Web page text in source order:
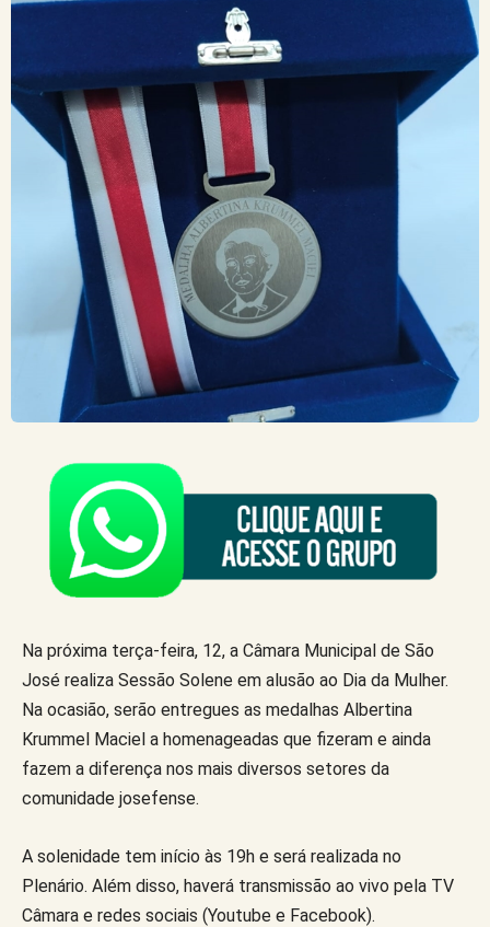
Na próxima terça-feira, 12, a Câmara Municipal de São
José realiza Sessão Solene em alusão ao Dia da Mulher.
Na ocasião, serão entregues as medalhas Albertina
Krummel Maciel a homenageadas que fizeram e ainda
fazem a diferença nos mais diversos setores da
comunidade josefense.
A solenidade tem início às 19h e será realizada no
Plenário. Além disso, haverá transmissão ao vivo pela TV
Câmara e redes sociais (Youtube e Facebook).